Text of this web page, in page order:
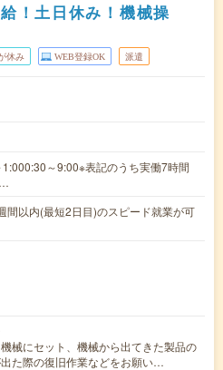
！土日休み！機械操
休み WEB登録OK 派遣
～9:00※表記のうち実働7時間
間以内(最短2日目)のスピード就業が可
械にセット、機械から出てきた製品の
た際の復旧作業などをお願い…